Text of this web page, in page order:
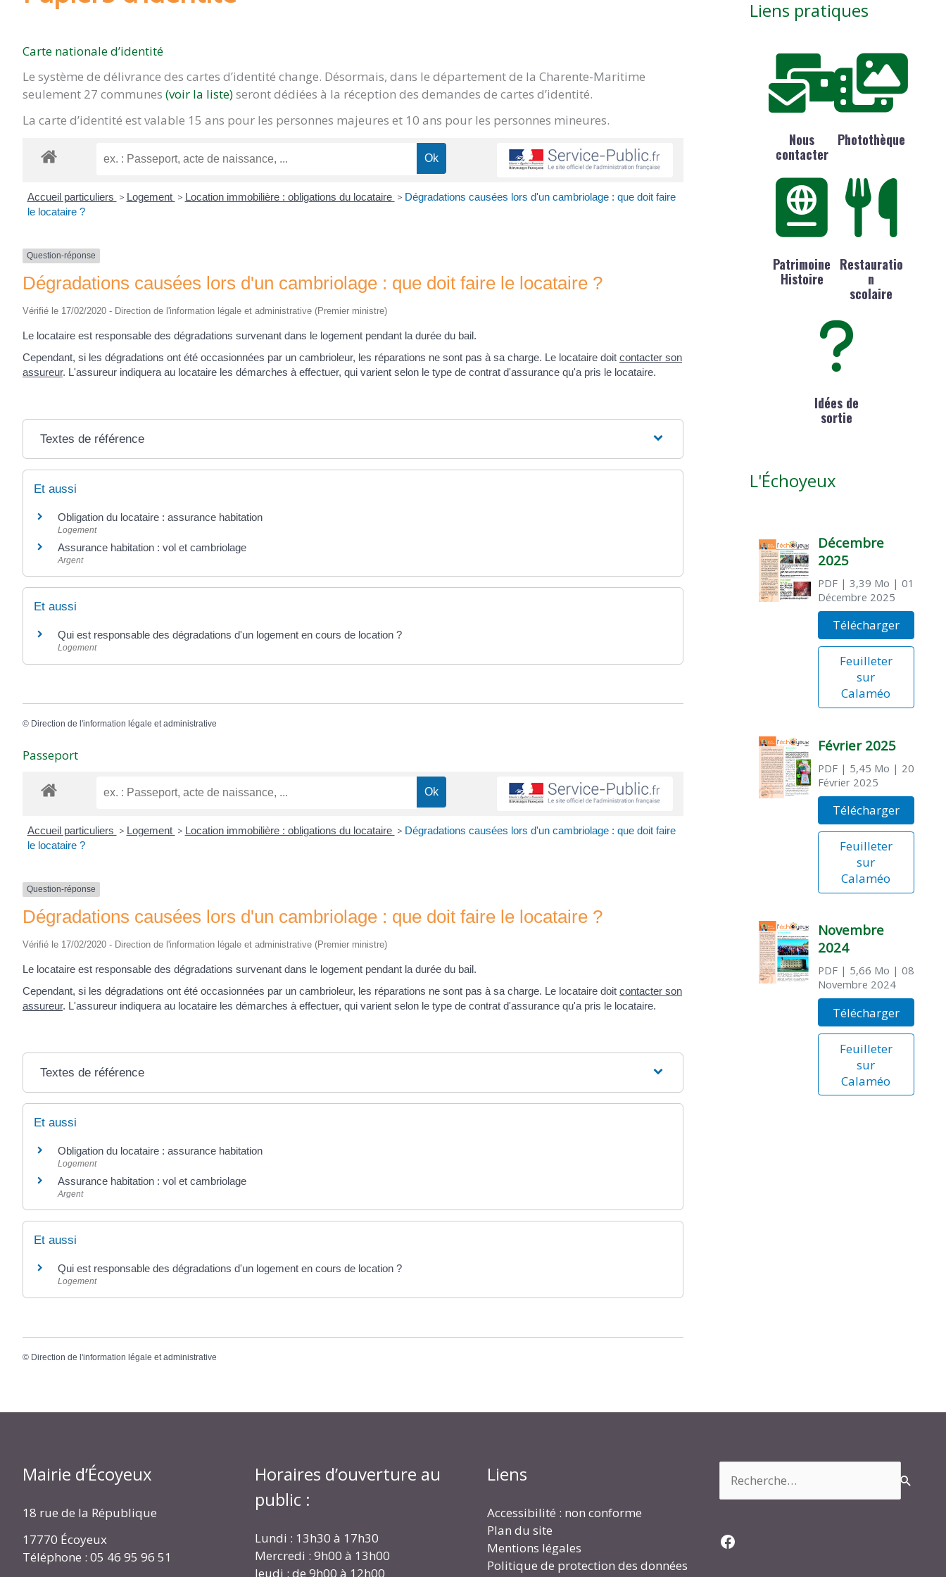
Carte nationale d’identité
Le système de délivrance des cartes d’identité change. Désormais, dans le département de la Charente-Maritime
seulement 27 communes (voir la liste)seront dédiées à la réception des demandes de cartes d’identité.
La carte d’identité est valable 15 ans pour les personnes majeures et 10 ans pour les personnes mineures.
Accueil particuliers > Logement > Location immobilière : obligations du locataire > Dégradations causées lors d'un cambriolage : que doit faire
le locataire ?
Question-réponse
Dégradations causées lors d'un cambriolage : que doit faire le locataire ?
Vérifié le 17/02/2020 - Direction de l'information légale et administrative (Premier ministre)
Le locataire est responsable des dégradations survenant dans le logement pendant la durée du bail.
Cependant, si les dégradations ont été occasionnées par un cambrioleur, les réparations ne sont pas à sa charge. Le locataire doit contacter son
assureur. L'assureur indiquera au locataire les démarches à effectuer, qui varient selon le type de contrat d'assurance qu'a pris le locataire.
Textes de référence
Et aussi
Obligation du locataire : assurance habitation
Logement
Assurance habitation : vol et cambriolage
Argent
Et aussi
Qui est responsable des dégradations d'un logement en cours de location ?
Logement
© Direction de l'information légale et administrative
Passeport
Accueil particuliers > Logement > Location immobilière : obligations du locataire > Dégradations causées lors d'un cambriolage : que doit faire
le locataire ?
Question-réponse
Dégradations causées lors d'un cambriolage : que doit faire le locataire ?
Vérifié le 17/02/2020 - Direction de l'information légale et administrative (Premier ministre)
Le locataire est responsable des dégradations survenant dans le logement pendant la durée du bail.
Cependant, si les dégradations ont été occasionnées par un cambrioleur, les réparations ne sont pas à sa charge. Le locataire doit contacter son
assureur. L'assureur indiquera au locataire les démarches à effectuer, qui varient selon le type de contrat d'assurance qu'a pris le locataire.
Textes de référence
Et aussi
Obligation du locataire : assurance habitation
Logement
Assurance habitation : vol et cambriolage
Argent
Et aussi
Qui est responsable des dégradations d'un logement en cours de location ?
Logement
© Direction de l'information légale et administrative
Liens pratiques
Nous
contacter
Photothèque
Patrimoine
Histoire
Restauratio
n
scolaire
Idées de
sortie
L'Échoyeux
Décembre
2025
PDF| 3,39 Mo | 01
Décembre 2025
Télécharger
Feuilleter
sur
Calaméo
Février 2025
PDF| 5,45 Mo | 20
Février 2025
Télécharger
Feuilleter
sur
Calaméo
Novembre
2024
PDF| 5,66 Mo | 08
Novembre 2024
Télécharger
Feuilleter
sur
Calaméo
Mairie d’Écoyeux
18 rue de la République
17770 Écoyeux
Téléphone : 05 46 95 96 51
Horaires d’ouverture au
public :
Lundi : 13h30 à 17h30
Mercredi : 9h00 à 13h00
Jeudi : de 9h00 à 12h00
Liens
Accessibilité : non conforme
Plan du site
Mentions légales
Politique de protection des données
Facebook